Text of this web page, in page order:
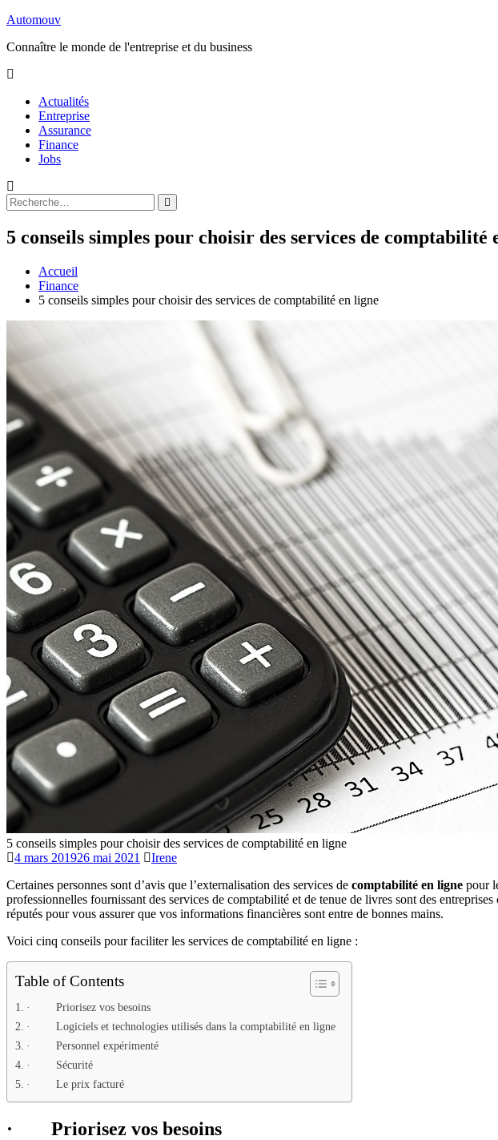
Aller
contenu
Automouv
Connaître le monde de l'entreprise et du business
Actualités
Entreprise
Assurance
Finance
Jobs
Rechercher
:
Rechercher
5 conseils simples pour choisir des services de comptabilité
Accueil
Finance
5 conseils simples pour choisir des services de comptabilité en ligne
5 conseils simples pour choisir des services de comptabilité en ligne
4 mars 201926 mai 2021
Irene
Certaines personnes sont d’avis que l’externalisation des services de comptabilité en ligne pour
professionnelles fournissant des services de comptabilité et de tenue de livres sont des
réputés pour vous assurer que vos informations financières sont entre de bonnes mains.
Voici cinq conseils pour faciliter les services de comptabilité en ligne :
Table of Contents
· Priorisez vos besoins
· Logiciels et technologies utilisés dans la comptabilité en ligne
· Personnel expérimenté
· Sécurité
· Le prix facturé
· Priorisez vos besoins